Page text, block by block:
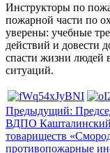
Инструкторы по
пожарной части по
уверены: учебные
действий и довести
спасти жизни людей
ситуаций.
Предыдущий:
ВДПО Кашталинский
товариществ
противопожарные